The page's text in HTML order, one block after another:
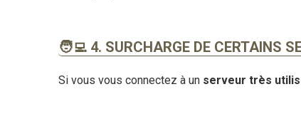
🧑‍💻 4. SURCHARGE DE CERTAINS
Si vous vous connectez à un serveur très